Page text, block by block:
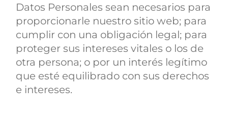
Datos Personales sean necesarios para
proporcionarle nuestro sitio web; para
cumplir con una obligación legal; para
proteger sus intereses vitales o los de
otra persona; o por un interés legítimo
que esté equilibrado con sus derechos
e intereses.